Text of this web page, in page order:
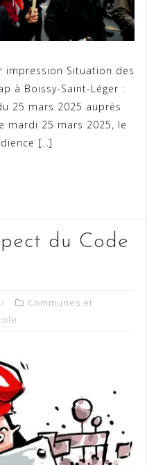
impression Situation des
à Boissy-Saint-Léger :
25 mars 2025 auprès
mardi 25 mars 2025, le
[…]
du Code
Communes et